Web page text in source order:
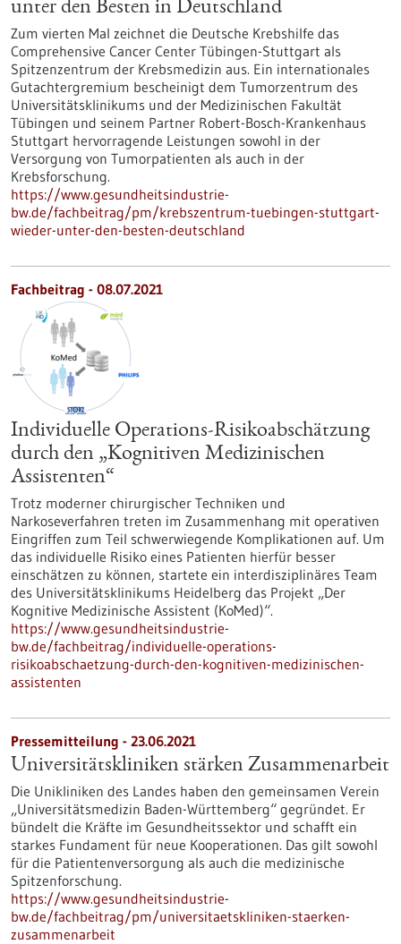
unter den Besten in Deutschland
Zum vierten Mal zeichnet die Deutsche Krebshilfe das
Comprehensive Cancer Center Tübingen-Stuttgart als
Spitzenzentrum der Krebsmedizin aus. Ein internationales
Gutachtergremium bescheinigt dem Tumorzentrum des
Universitätsklinikums und der Medizinischen Fakultät
Tübingen und seinem Partner Robert-Bosch-Krankenhaus
Stuttgart hervorragende Leistungen sowohl in der
Versorgung von Tumorpatienten als auch in der
Krebsforschung.
https://www.gesundheitsindustrie-
bw.de/fachbeitrag/pm/krebszentrum-tuebingen-stuttgart-
wieder-unter-den-besten-deutschland
Fachbeitrag - 08.07.2021
Individuelle Operations-Risikoabschätzung
durch den „Kognitiven Medizinischen
Assistenten“
Trotz moderner chirurgischer Techniken und
Narkoseverfahren treten im Zusammenhang mit operativen
Eingriffen zum Teil schwerwiegende Komplikationen auf. Um
das individuelle Risiko eines Patienten hierfür besser
einschätzen zu können, startete ein interdisziplinäres Team
des Universitätsklinikums Heidelberg das Projekt „Der
Kognitive Medizinische Assistent (KoMed)“.
https://www.gesundheitsindustrie-
bw.de/fachbeitrag/individuelle-operations-
risikoabschaetzung-durch-den-kognitiven-medizinischen-
assistenten
Pressemitteilung - 23.06.2021
Universitätskliniken stärken Zusammenarbeit
Die Unikliniken des Landes haben den gemeinsamen Verein
„Universitätsmedizin Baden-Württemberg“ gegründet. Er
bündelt die Kräfte im Gesundheitssektor und schafft ein
starkes Fundament für neue Kooperationen. Das gilt sowohl
für die Patientenversorgung als auch die medizinische
Spitzenforschung.
https://www.gesundheitsindustrie-
bw.de/fachbeitrag/pm/universitaetskliniken-staerken-
zusammenarbeit